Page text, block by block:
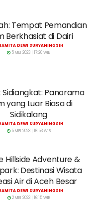
Tempat Pemandian
Berkhasiat di Dairi
DEWI SURYANINGSIH
5 MEI 2023 | 17:20 WIB
Sidiangkat: Panorama
yang Luar Biasa di
Sidikalang
DEWI SURYANINGSIH
5 MEI 2023 | 16:53 WIB
Hillside Adventure &
Destinasi Wisata
Air di Aceh Besar
DEWI SURYANINGSIH
2 MEI 2023 | 16:15 WIB